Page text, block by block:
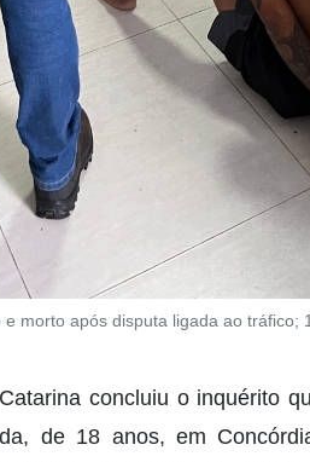
morto após disputa ligada ao tráfico;
concluiu o inquérito
de 18 anos, em